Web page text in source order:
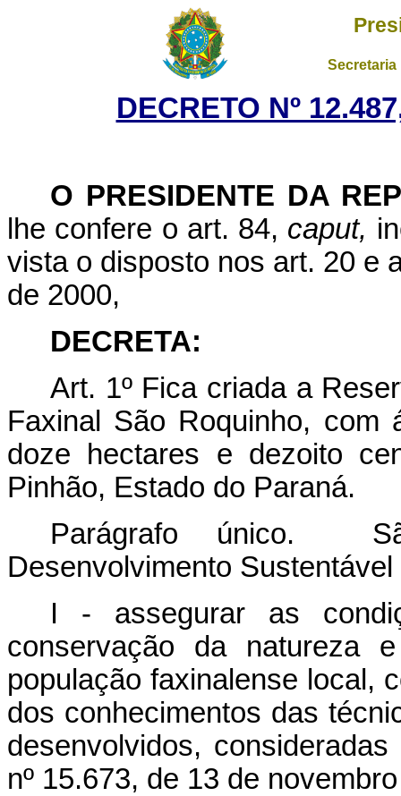
DECRETO Nº
O PRESIDENTE DA
lhe confere o art. 84, caput,
vista o disposto nos art. 20 e
de 2000,
DECRETA:
Art. 1º Fica criada a
Faxinal São Roquinho, com
doze hectares e dezoito
Pinhão, Estado do Paraná.
Parágrafo único.
Desenvolvimento
I - assegurar as
conservação da natureza
população faxinalense local,
dos conhecimentos das
desenvolvidos,
nº 15.673, de 13 de